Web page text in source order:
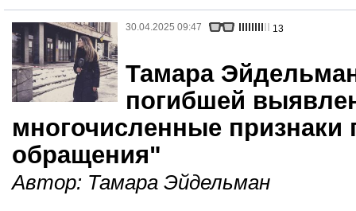
30.04.2025 09:47 13
Тамара
погибшей
многочисленные признаки
обращения"
Автор: Тамара Эйдельман